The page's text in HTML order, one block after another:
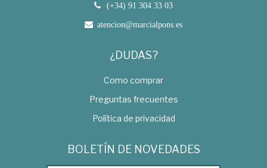
(+34) 91 304 33 03
atencion@marcialpons.es
¿DUDAS?
Como comprar
Preguntas frecuentes
Política de privacidad
BOLETÍN DE NOVEDADES